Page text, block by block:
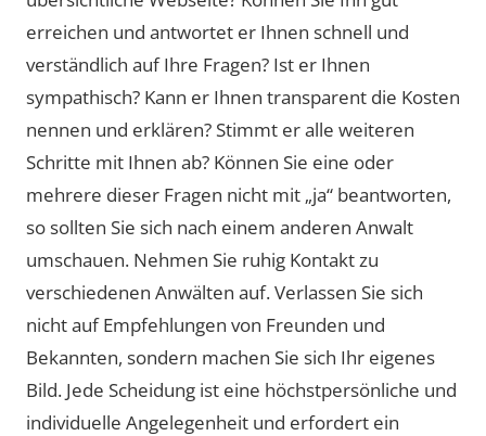
erreichen und antwortet er Ihnen schnell und
verständlich auf Ihre Fragen? Ist er Ihnen
sympathisch? Kann er Ihnen transparent die Kosten
nennen und erklären? Stimmt er alle weiteren
Schritte mit Ihnen ab? Können Sie eine oder
mehrere dieser Fragen nicht mit „ja“ beantworten,
so sollten Sie sich nach einem anderen Anwalt
umschauen. Nehmen Sie ruhig Kontakt zu
verschiedenen Anwälten auf. Verlassen Sie sich
nicht auf Empfehlungen von Freunden und
Bekannten, sondern machen Sie sich Ihr eigenes
Bild. Jede Scheidung ist eine höchstpersönliche und
individuelle Angelegenheit und erfordert ein